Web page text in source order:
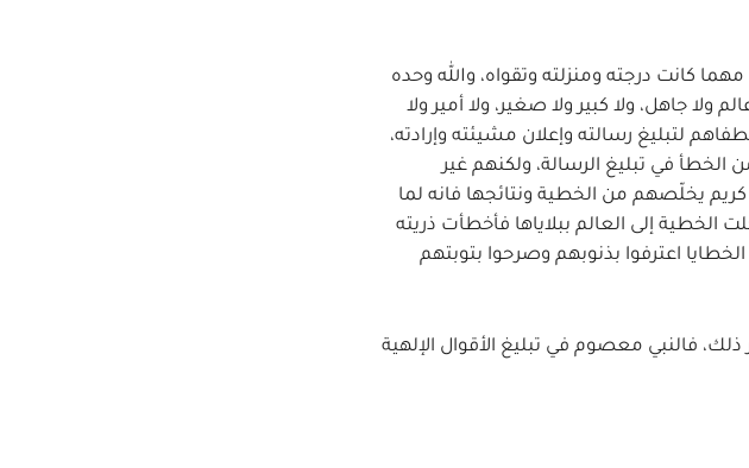
كانت درجته ومنزلته وتقواه، والله وحده
جاهل، ولا كبير ولا صغير، ولا أمير ولا
لتبليغ رسالته وإعلان مشيئته وإرادته،
في تبليغ الرسالة، ولكنهم غير
يخلّصهم من الخطية ونتائجها فانه لما
الخطية إلى العالم ببلاياها فأخطأت ذريته
اعترفوا بذنوبهم وصرحوا بتوبتهم
فالنبي معصوم في تبليغ الأقوال الإلهية